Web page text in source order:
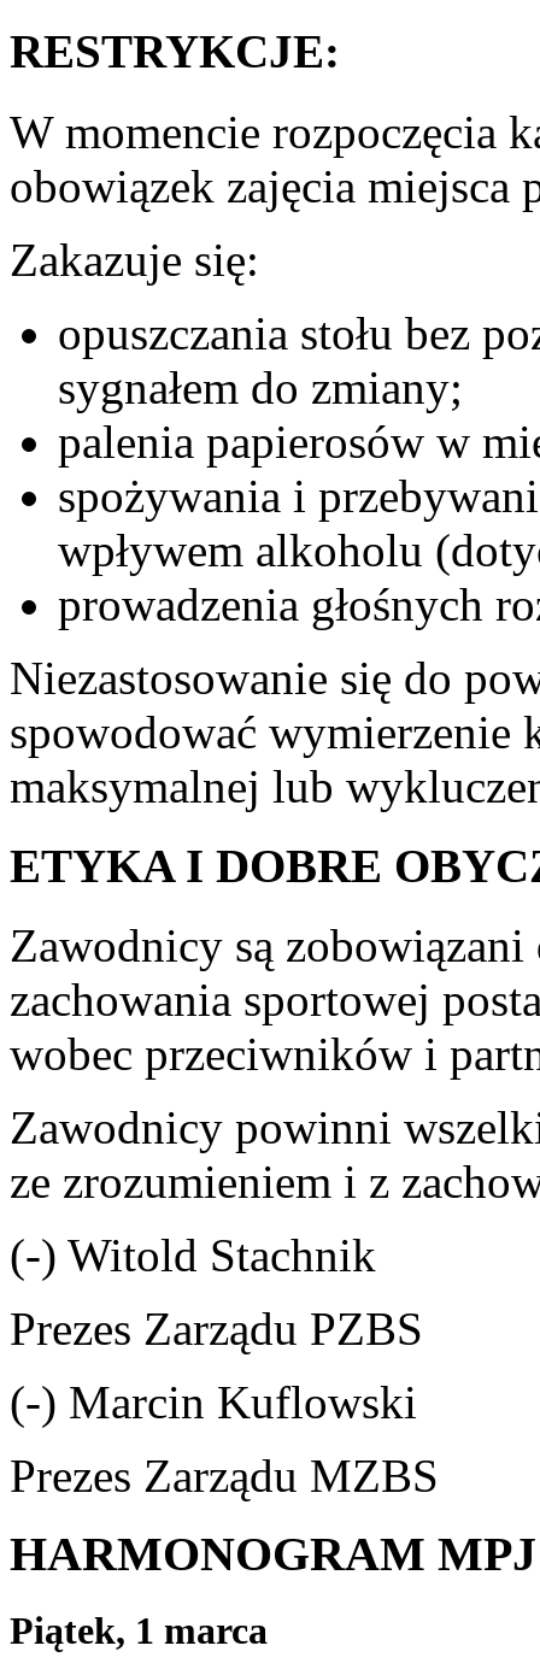
RESTRYKCJE:
W momencie rozpoczęcia
obowiązek zajęcia miejsca
Zakazuje się:
opuszczania stołu bez
sygnałem do zmiany;
palenia papierosów w
spożywania i
wpływem alkoholu
prowadzenia głośnych
Niezastosowanie się do
spowodować wymierzenie
maksymalnej lub
ETYKA I DOBRE
Zawodnicy są zobowiązani
zachowania sportowej
wobec przeciwników i
Zawodnicy powinni
ze zrozumieniem i z
(-) Witold Stachnik
Prezes Zarządu PZBS
(-) Marcin Kuflowski
Prezes Zarządu MZBS
HARMONOGRAM MPJ
Piątek, 1 marca